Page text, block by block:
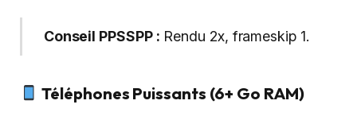
Conseil PPSSPP : Rendu 2x, frameskip 1.
Téléphones Puissants (6+ Go RAM)